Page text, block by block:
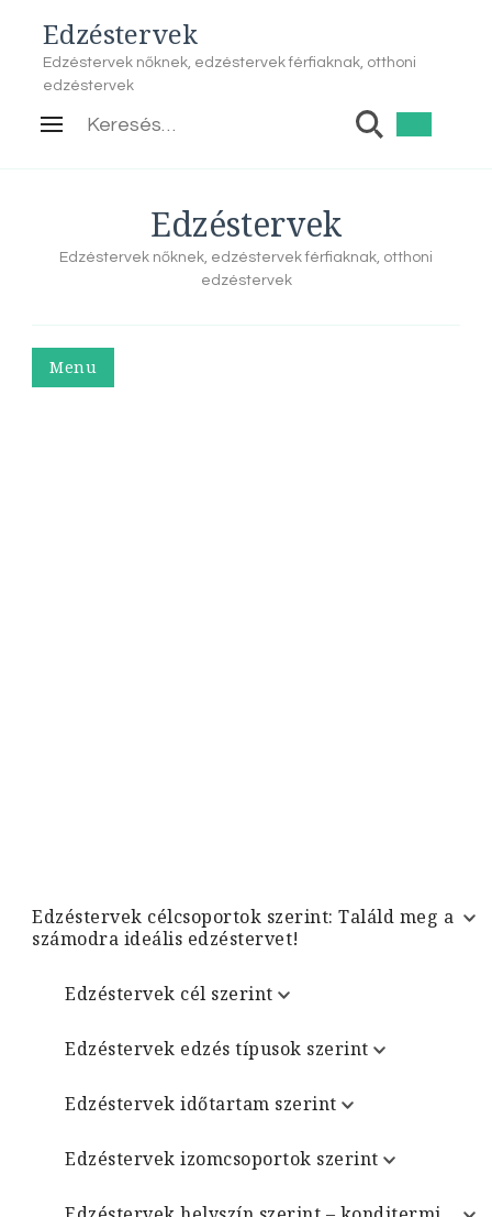
Edzéstervek
Edzéstervek nőknek, edzéstervek férfiaknak, otthoni
edzéstervek
Keresés:
Edzéstervek
Edzéstervek nőknek, edzéstervek férfiaknak, otthoni
edzéstervek
Menu
Edzéstervek célcsoportok szerint: Találd meg a
számodra ideális edzéstervet!
Edzéstervek cél szerint
Edzéstervek edzés típusok szerint
Edzéstervek időtartam szerint
Edzéstervek izomcsoportok szerint